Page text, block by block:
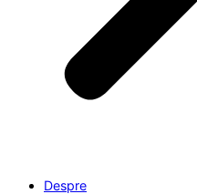
Despre